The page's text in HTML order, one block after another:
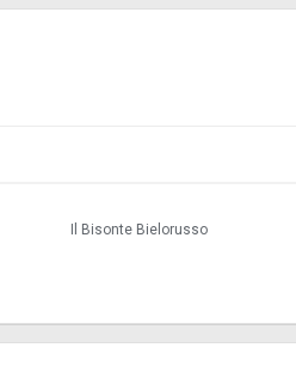
Il Bisonte Bielorusso